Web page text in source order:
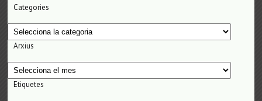
Categories
Categories
Arxius
Arxius
Etiquetes